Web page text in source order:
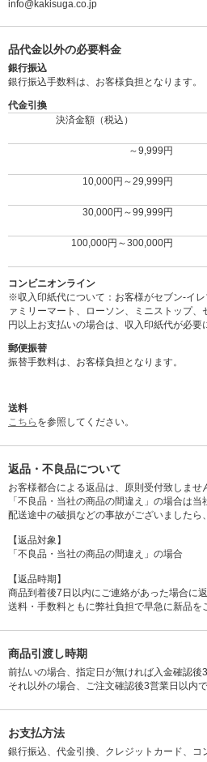
info@kakisuga.co.jp
品代金以外の必要料金
銀行振込
銀行振込手数料は、お客様負担となります。
代金引換
決済金額（税込）
～9,999円
10,000円～29,999円
30,000円～99,999円
100,000円～300,000円
コンビニオンライン
※収入印紙代について：お客様がセブン‐イ
ァミリーマート、ローソン、ミニストップ
円以上お支払いの場合は、収入印紙代が必要
郵便振替
振替手数料は、お客様負担となります。
送料
こちら を参照してください。
返品・不良品について
お客様都合による返品は、原則受付致しませ
「不良品・当社の商品の間違え」の場合は当
配送途中の破損などの事故がございましたら
【返品対象】
「不良品・当社の商品の間違え」の場合
【返品時期】
商品到着後7日以内にご連絡があった場合に
送料・手数料ともに弊社負担で早急に新品を
商品引渡し時期
前払いの場合、指定日が無ければ入金確認後
それ以外の場合、ご注文確認後3営業日以内で
お支払方法
銀行振込、代金引換、クレジットカード、コ